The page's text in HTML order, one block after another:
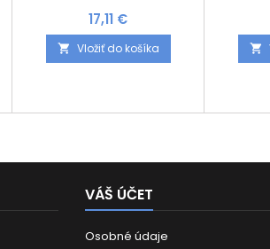
Doporučuje sa použiť v
prípade ak tyč je dlhšia ako
900 mm
Cena
17,11 €
 Vložiť do košíka
efektívne
zaručuje

VÁŠ ÚČET
Osobné údaje